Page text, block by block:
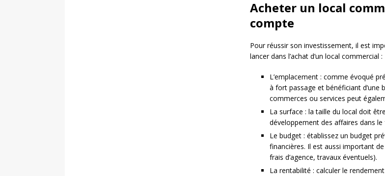
Acheter un local
compte
Pour réussir son investissement, il est
lancer dans l’achat d’un local commercial :
L’emplacement : comme évoqué
à fort passage et bénéficiant d’une
commerces ou services peut
La surface : la taille du local doit
développement des affaires dans le
Le budget : établissez un budget
financières. Il est aussi important
frais d’agence, travaux éventuels).
La rentabilité : calculer le